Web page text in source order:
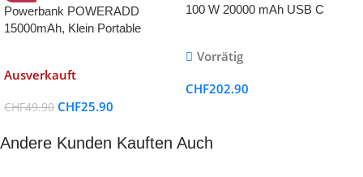
Powerbank POWERADD
15000mAh, Klein Portable
Ausverkauft
CHF49.90 CHF25.90
100 W 20000 mAh USB C
Schnellladegerät für Laptops
13/12 Samsung Galaxy Switch
Vorrätig
CHF202.90
Andere Kunden Kauften Auch